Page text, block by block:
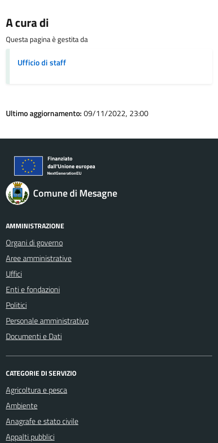
A cura di
Questa pagina è gestita da
Ufficio di staff
Ultimo aggiornamento: 09/11/2022, 23:00
Comune di Mesagne
AMMINISTRAZIONE
Organi di governo
Aree amministrative
Uffici
Enti e fondazioni
Politici
Personale amministrativo
Documenti e Dati
CATEGORIE DI SERVIZIO
Agricoltura e pesca
Ambiente
Anagrafe e stato civile
Appalti pubblici